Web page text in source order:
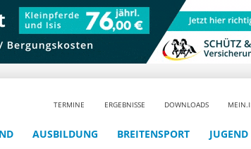
TERMINE ERGEBNISSE DOWNLOADS
AUSBILDUNG BREITENSPORT JUGEND